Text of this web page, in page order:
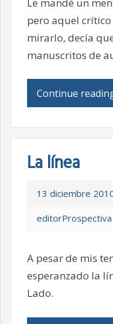
pero aquel
mirarlo, decía
manuscritos de
Continue
La línea
13 diciembre
editorProspectiva
A pesar de mis
esperanzado la
Lado.